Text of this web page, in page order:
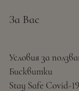
За Вас
Условия за
Бисквитки
Stay Safe Covid-